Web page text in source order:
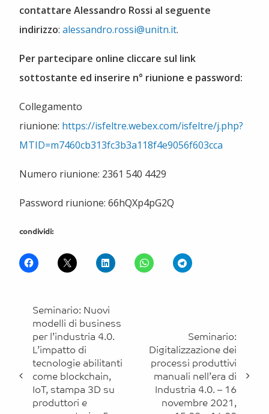
contattare Alessandro Rossi al seguente
indirizzo: alessandro.rossi@unitn.it.
Per partecipare online cliccare sul link
sottostante ed inserire n° riunione e password:
Collegamento
riunione: https://isfeltre.webex.com/isfeltre/j.php?
MTID=m7460cb313fc3b3a118f4e9056f603cca
Numero riunione: 2361 540 4429
Password riunione: 66hQXp4pG2Q
condividi:
eventi
Seminario: Nuovi
modelli di business
per l’industria 4.0.
L’impatto di
tecnologie abilitanti
come blockchain,
IoT, stampa 3D su
produttori e
Seminario:
Digitalizzazione dei
processi produttivi
manuali nell’era di
Industria 4.0. – 16
novembre 2021,